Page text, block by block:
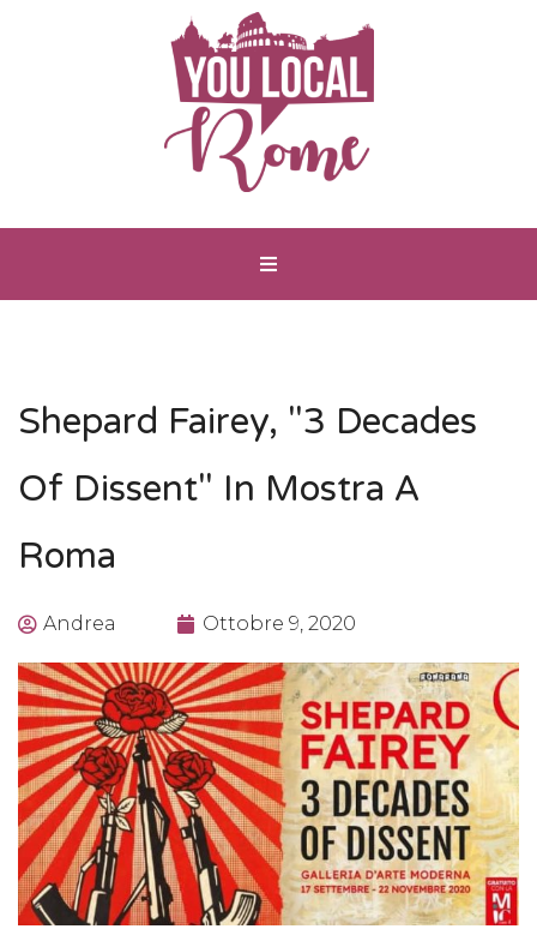
Shepard Fairey, "3 Decades
Of Dissent" In Mostra A
Roma
Andrea Ottobre 9, 2020